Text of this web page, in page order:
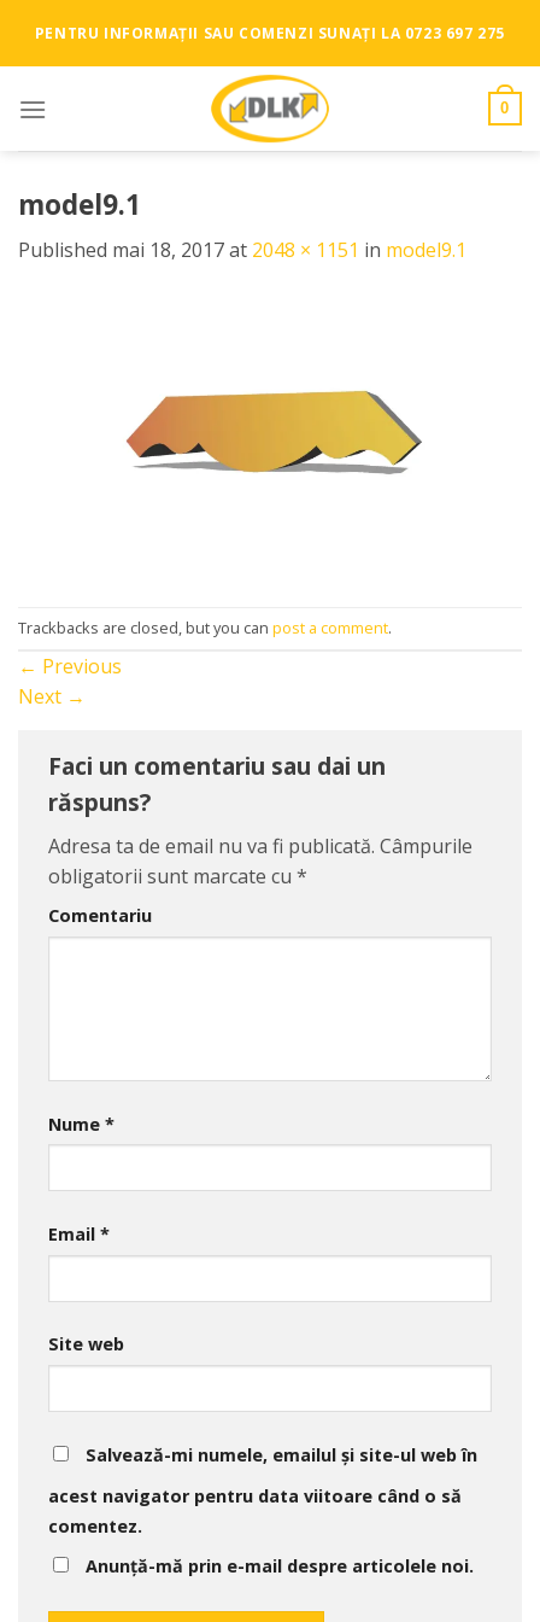
content
PENTRU INFORMAȚII SAU COMENZI SUNAȚI LA 0723 697 275
0
model9.1
Published mai 18, 2017at 2048 × 1151 in model9.1
Trackbacks are closed, but you can post a comment.
← Previous
Next →
Faci un comentariu sau dai un
răspuns?
Adresa ta de email nu va fi publicată. Câmpurile
obligatorii sunt marcate cu *
Comentariu
Nume *
Email *
Site web
Salvează-mi numele, emailul și site-ul web în
acest navigator pentru data viitoare când o să
comentez.
Anunță-mă prin e-mail despre articolele noi.